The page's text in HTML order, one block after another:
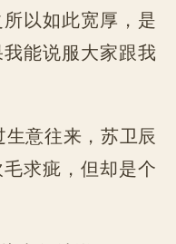
以如此宽厚，是
能说服大家跟我
意往来，苏卫辰
求疵，但却是个